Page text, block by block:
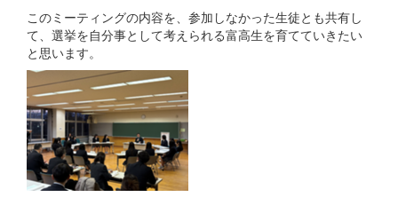
このミーティングの内容を、参加しなかった生徒とも共有し
て、選挙を自分事として考えられる富高生を育てていきたい
と思います。